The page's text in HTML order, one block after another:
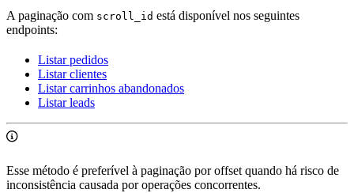
A paginação com scroll_id está disponível nos seguintes
endpoints:
Listar pedidos
Listar clientes
Listar carrinhos abandonados
Listar leads
Esse método é preferível à paginação por offset quando há risco de
inconsistência causada por operações concorrentes.